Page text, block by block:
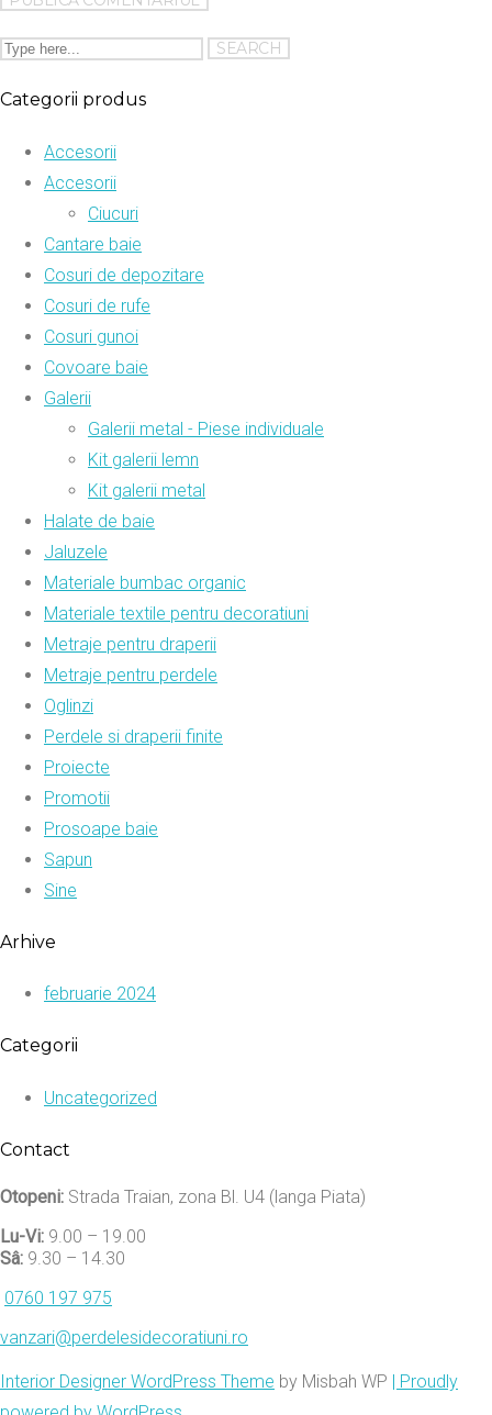
Categorii produs
Accesorii
Accesorii
Ciucuri
Cantare baie
Cosuri de depozitare
Cosuri de rufe
Cosuri gunoi
Covoare baie
Galerii
Galerii metal - Piese individuale
Kit galerii lemn
Kit galerii metal
Halate de baie
Jaluzele
Materiale bumbac organic
Materiale textile pentru decoratiuni
Metraje pentru draperii
Metraje pentru perdele
Oglinzi
Perdele si draperii finite
Proiecte
Promotii
Prosoape baie
Sapun
Sine
Arhive
februarie 2024
Categorii
Uncategorized
Contact
Otopeni: Strada Traian, zona Bl. U4 (langa Piata)
Lu-Vi: 9.00 – 19.00
Sâ: 9.30 – 14.30
0760 197 975
vanzari@perdelesidecoratiuni.ro
Interior Designer WordPress Theme by Misbah WP
| Proudly